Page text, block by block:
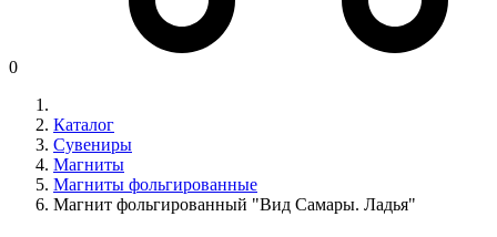
0
Каталог
Сувениры
Магниты
Магниты фольгированные
Магнит фольгированный "Вид Самары. Ладья"